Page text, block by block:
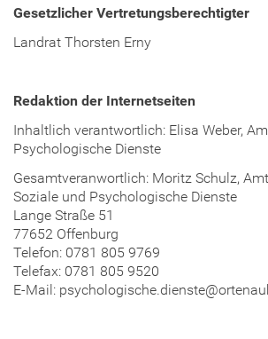
Gesetzlicher Vertretungsberechtigter
Landrat Thorsten Erny
Redaktion der Internetseiten
Inhaltlich verantwortlich: Elisa Weber,
Psychologische Dienste
Gesamtveranwortlich: Moritz Schulz,
Soziale und Psychologische Dienste
Lange Straße 51
77652 Offenburg
Telefon: 0781 805 9769
Telefax: 0781 805 9520
E-Mail: